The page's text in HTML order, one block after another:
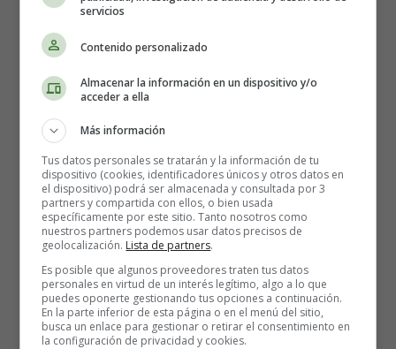
Imagina la sonrisa radiante en el rostro de tu bebé cuando
vea las huellas de sus pequeños pies o las impresiones de
sus manitas en este maravilloso marco. El marco blanco
está diseñado para mostrar dos imágenes, ¡y también
tiene espacio para la impresión creada con la arcilla! Es el
lugar perfecto para exhibir las primeras fotos de tu bebé y
la evidencia tangible de cuán diminutas eran sus manitas
y piececitos.
🔨 Fácil de Usar: Un Proyecto de
Arte para Todos 🔨
No te preocupes si no eres un artista experto. El kit es
perfecto para principiantes y expertos por igual. El
proceso es tan fácil como un juego de niños. Solo tienes
servicios
Contenido personalizado
Almacenar la información en un dispositivo y/o
acceder a ella
Más información
Tus datos personales se tratarán y la información de tu
dispositivo (cookies, identificadores únicos y otros datos en
el dispositivo) podrá ser almacenada y consultada por 3
partners y compartida con ellos, o bien usada
específicamente por este sitio. Tanto nosotros como
nuestros partners podemos usar datos precisos de
geolocalización. Lista de partners.
Es posible que algunos proveedores traten tus datos
personales en virtud de un interés legítimo, algo a lo que
puedes oponerte gestionando tus opciones a continuación.
En la parte inferior de esta página o en el menú del sitio,
busca un enlace para gestionar o retirar el consentimiento en
la configuración de privacidad y cookies.